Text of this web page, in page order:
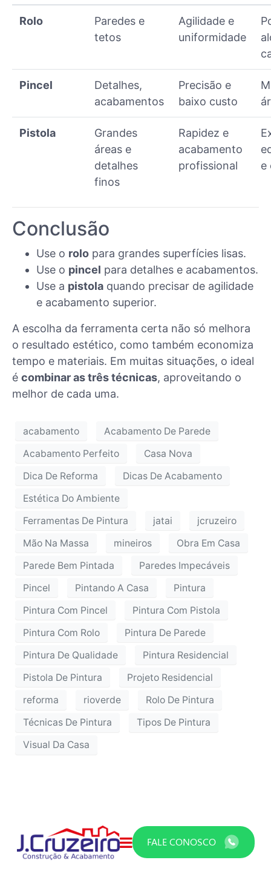
Rolo
Paredes e
tetos
Agilidade e
uniformidade
Pincel
Detalhes,
acabamentos
Precisão e
baixo custo
Pistola
Grandes
áreas e
detalhes
finos
Rapidez e
acabamento
profissional
e
Conclusão
Use o rolo para grandes superfícies lisas.
Use o pincel para detalhes e acabamentos.
Use a pistola quando precisar de agilidade
e acabamento superior.
A escolha da ferramenta certa não só melhora
o resultado estético, como também economiza
tempo e materiais. Em muitas situações, o ideal
é combinar as três técnicas, aproveitando o
melhor de cada uma.
acabamento
Acabamento De Parede
Acabamento Perfeito
Casa Nova
Dica De Reforma
Dicas De Acabamento
Estética Do Ambiente
Ferramentas De Pintura
jatai
jcruzeiro
Mão Na Massa
mineiros
Obra Em Casa
Parede Bem Pintada
Paredes Impecáveis
Pincel
Pintando A Casa
Pintura
Pintura Com Pincel
Pintura Com Pistola
Pintura Com Rolo
Pintura De Parede
Pintura De Qualidade
Pintura Residencial
Pistola De Pintura
Projeto Residencial
reforma
rioverde
Rolo De Pintura
Técnicas De Pintura
Tipos De Pintura
Visual Da Casa
FALE CONOSCO